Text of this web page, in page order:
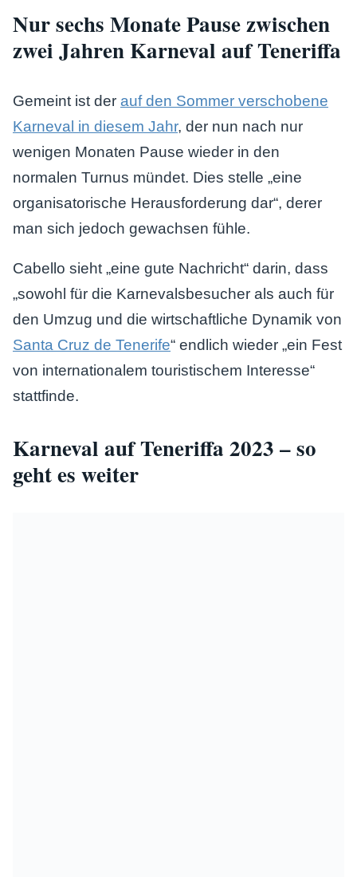
Nur sechs Monate Pause zwischen
zwei Jahren Karneval auf Teneriffa
Gemeint ist der auf den Sommer verschobene
Karneval in diesem Jahr, der nun nach nur
wenigen Monaten Pause wieder in den
normalen Turnus mündet. Dies stelle „eine
organisatorische Herausforderung dar“, derer
man sich jedoch gewachsen fühle.
Cabello sieht „eine gute Nachricht“ darin, dass
„sowohl für die Karnevalsbesucher als auch für
den Umzug und die wirtschaftliche Dynamik von
Santa Cruz de Tenerife“ endlich wieder „ein Fest
von internationalem touristischem Interesse“
stattfinde.
Karneval auf Teneriffa 2023 – so
geht es weiter